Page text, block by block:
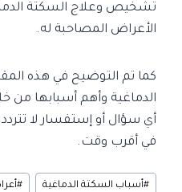
تشخيص وعلاج السكتة
الأعراض المصاحبة له.
كما تم التوضيح في هذه
الدماغية وأهم أسبابها من
أي سؤال أو إستفسار لا
في أقرب وقت.
#أسباب السكتة الدماغية #